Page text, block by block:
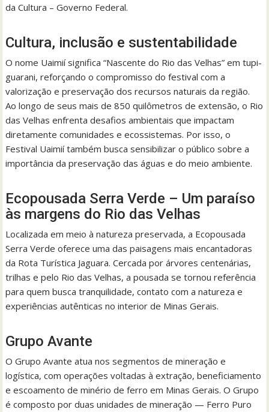
da Cultura – Governo Federal.
Cultura, inclusão e sustentabilidade
O nome Uaimií significa “Nascente do Rio das Velhas” em tupi-
guarani, reforçando o compromisso do festival com a
valorização e preservação dos recursos naturais da região.
Ao longo de seus mais de 850 quilômetros de extensão, o Rio
das Velhas enfrenta desafios ambientais que impactam
diretamente comunidades e ecossistemas. Por isso, o
Festival Uaimií também busca sensibilizar o público sobre a
importância da preservação das águas e do meio ambiente.
Ecopousada Serra Verde – Um paraíso
às margens do Rio das Velhas
Localizada em meio à natureza preservada, a Ecopousada
Serra Verde oferece uma das paisagens mais encantadoras
da Rota Turística Jaguara. Cercada por árvores centenárias,
trilhas e pelo Rio das Velhas, a pousada se tornou referência
para quem busca tranquilidade, contato com a natureza e
experiências autênticas no interior de Minas Gerais.
Grupo Avante
O Grupo Avante atua nos segmentos de mineração e
logística, com operações voltadas à extração, beneficiamento
e escoamento de minério de ferro em Minas Gerais. O Grupo
é composto por duas unidades de mineração — Ferro Puro